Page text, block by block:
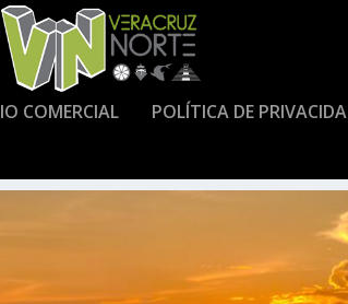
COMERCIAL POLÍTICA DE